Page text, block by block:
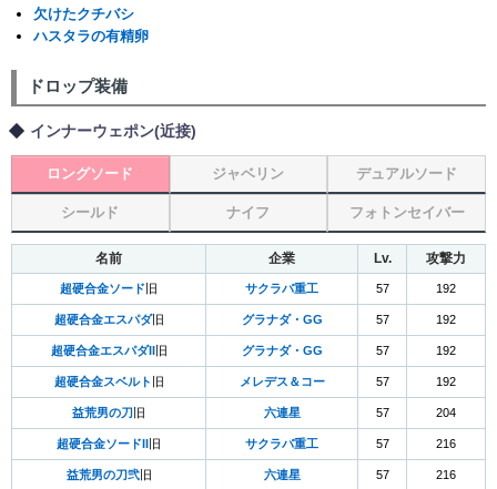
欠けたクチバシ
ハスタラの有精卵
ドロップ装備
インナーウェポン(近接)
ロングソード ジャベリン デュアルソード
シールド ナイフ フォトンセイバー
名前 企業 Lv. 攻撃力
超硬合金ソード 旧 サクラバ重工 57 192
超硬合金エスパダ旧 グラナダ・GG 57 192
超硬合金エスパダII 旧 グラナダ・GG 57 192
超硬合金スベルト 旧 メレデス＆コー 57 192
益荒男の刀 旧 六連星 57 204
超硬合金ソードII 旧 サクラバ重工 57 216
益荒男の刀弐旧 六連星 57 216